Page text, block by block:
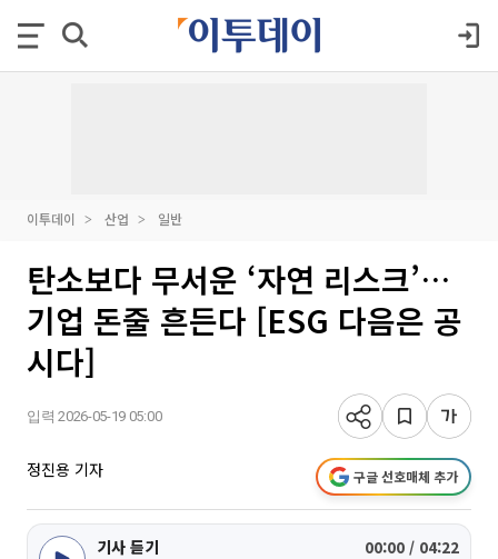
이투데이 산업 일반
탄소보다 무서운 ‘자연 리스크’…
기업 돈줄 흔든다 [ESG 다음은 공
시다]
입력 2026-05-19 05:00
정진용 기자 구글 선호매체 추가
기사 듣기 00:00 / 04:22